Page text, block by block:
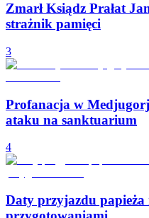
Zmarł Ksiądz Prałat
strażnik pamięci
3
Profanacja w
ataku na sanktuarium
4
Daty przyjazdu papieża